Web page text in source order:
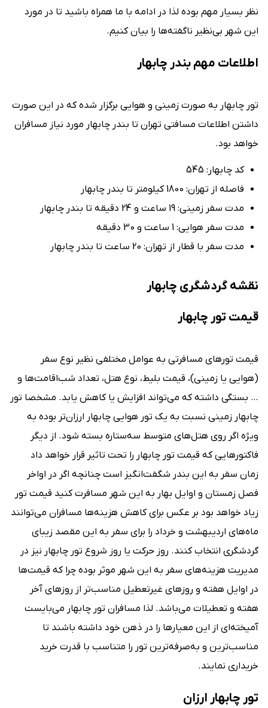
نظر بسیار مهم بوده لذا در ادامه با ما همراه باشید تا در مورد
این شهر بی‌نظیر ناگفته‌ها را بیان کنیم.
اطلاعات مهم بندر چابهار
تور چابهار به صورت زمینی و هوایی برگزار شده که در این صورت
داشتن اطلاعات مسافتی تهران تا بندر چابهار مورد نیاز مسافران
خواهد بود.
کد چابهار: 545
فاصله از تهران: 1800 کیلومتر تا بندر چابهار
مدت سفر زمینی: 19 ساعت و 24 دقیقه تا بندر چابهار
مدت سفر هوایی: 1 ساعت و 30 دقیقه
مدت سفر با قطار از تهران: 20 ساعت تا بندر چابهار
نقشه گردشگری چابهار
قیمت تور چابهار
قیمت تورهای مسافرتی به عوامل مختلفی نظیر نوع سفر
(هوایی یا زمینی)، قیمت بلیط، نوع هتل، تعداد شب‌اقامت‌ها و
… بستگی داشته که می‌تواند افزایش یا کاهش یابد. مشخصا تور
چابهار زمینی نسبت به یک تور هوایی چابهار ارزان‌تر بوده به
ویژه اگر روی هتل‌های متوسط سه‌ستاره بسته شود. از دیگر
فاکتورهایی که قیمت تور چابهار را تحت تاثیر قرار خواهد داد
زمان سفر به این بندر شگفت‌انگیز است چنانچه اگر در اواخر
فصل زمستان و اوایل بهار به این شهر مسافرت کنید قیمت تور
زیاد خواهد بود بر عکس برای کاهش هزینه‌ها مسافران می‌توانند
ماه‌های اردیبهشت و خرداد را برای سفر به این مقصد زیبای
گردشگری انتخاب کنند. روز حرکت یا روز شروع تور چابهار نیز در
مدیریت هزینه‌های سفر به این شهر موثر بوده چرا که قیمت‌ها
در اوایل هفته و روزهای غیرتعطیل مناسب‌تر از روزهای آخر
هفته و تعطیلات می‌باشد. لذا مسافران تور چابهار می‌بایست
آمیخته‌ای از این معیارها را در ذهن خود داشته باشند تا
مناسب‌ترین و به‌صرفه‌ترین تور را متناسب با قدرت خرید
خریداری نمایند.
تور چابهار ارزان